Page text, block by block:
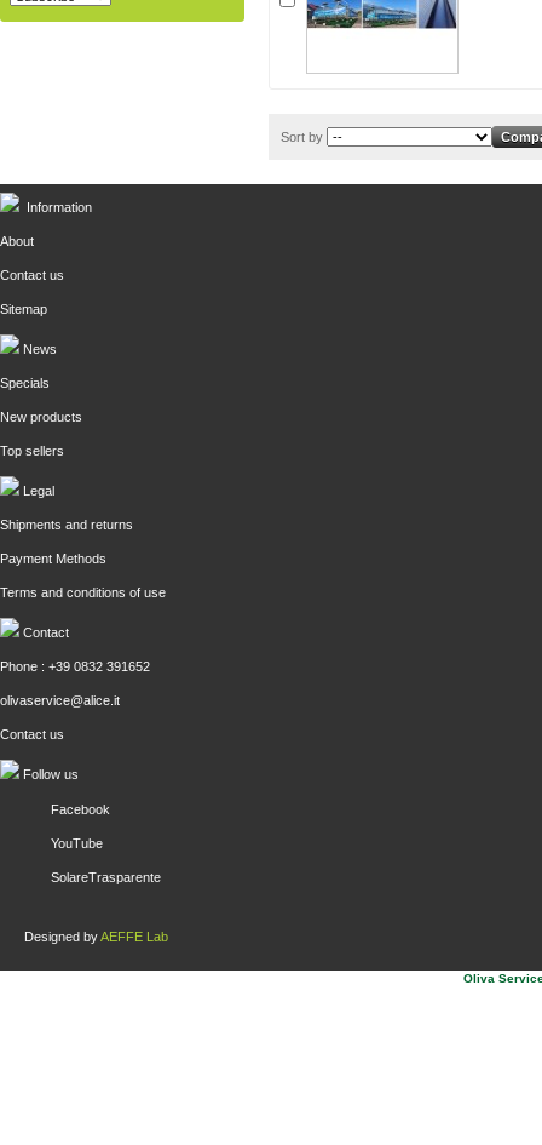
Sort by
Information
About
Contact us
Sitemap
News
Specials
New products
Top sellers
Legal
Shipments and returns
Payment Methods
Terms and conditions of use
Contact
Phone : +39 0832 391652
olivaservice@alice.it
Contact us
Follow us
Facebook
YouTube
SolareTrasparente
Designed byAEFFE Lab
Oliva